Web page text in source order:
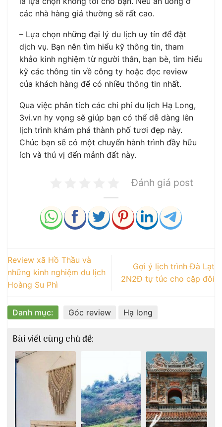
các nhà hàng giá thường sẽ rất cao.
– Lựa chọn những đại lý du lịch uy tín để đặt
dịch vụ. Bạn nên tìm hiểu kỹ thông tin, tham
khảo kinh nghiệm từ người thân, bạn bè, tìm hiểu
kỹ các thông tin về công ty hoặc đọc review
của khách hàng để có nhiều thông tin nhất.
Qua việc phân tích các chi phí du lịch Hạ Long,
3vi.vn hy vọng sẽ giúp bạn có thể dễ dàng lên
lịch trình khám phá thành phố tươi đẹp này.
Chúc bạn sẽ có một chuyến hành trình đầy hữu
ích và thú vị đến mảnh đất này.
Đánh giá post
Review xã Hồ Thầu và
những kinh nghiệm du lịch
Hoàng Su Phì
Gợi ý lịch trình Đà Lạt
2N2Đ tự túc cho cặp đôi
Danh mục: Góc review Hạ long
Bài viết cùng chủ đề: